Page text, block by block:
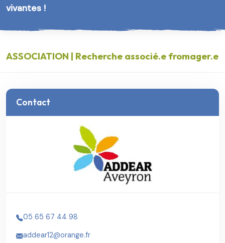
vivantes !
ASSOCIATION | Recherche associé.e fromager.e
Contact
05 65 67 44 98
addear12@orange.fr